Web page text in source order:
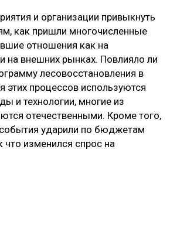
и организации привыкнуть
как пришли многочисленные
отношения как на
на внешних рынках. Повлияло ли
лесовосстановления в
этих процессов используются
и технологии, многие из
отечественными. Кроме того,
ударили по бюджетам
что изменился спрос на